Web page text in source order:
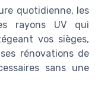
quotidienne, les
rayons UV qui
vos sièges,
rénovations de
sans une